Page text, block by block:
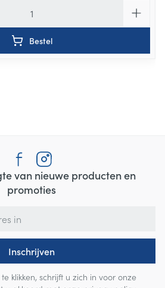
Bestel
van nieuwe producten en
promoties
Inschrijven
klikken, schrijft u zich in voor onze